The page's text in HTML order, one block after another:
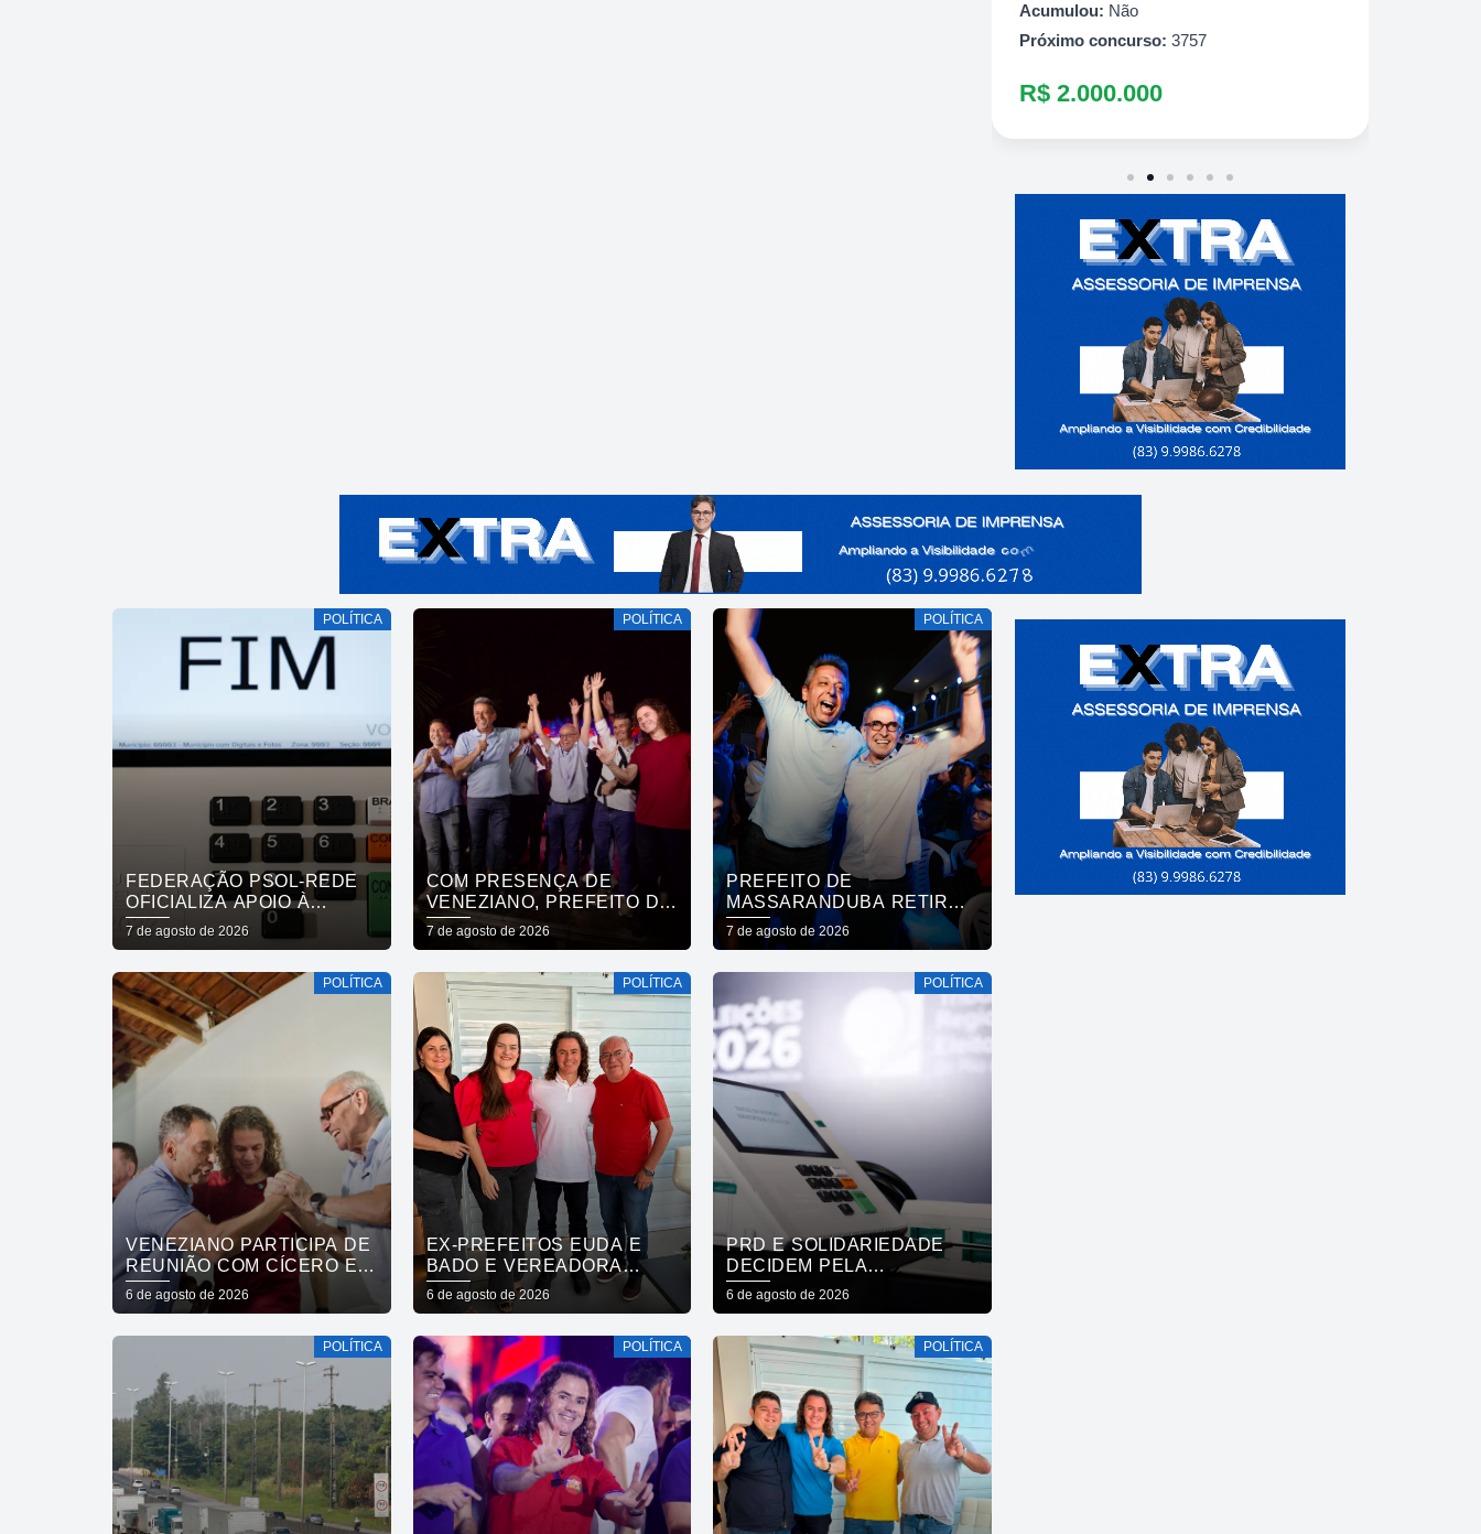
Acumulou: Não
Próximo concurso: 3757
R$ 2.000.000
POLÍTICA
FEDERAÇÃO PSOL-REDE
OFICIALIZA APOIO À
CANDIDATURA DE LULA À
REELEIÇÃO
7 de agosto de 2026
POLÍTICA
COM PRESENÇA DE
VENEZIANO, PREFEITO DE
MASSARANDUBA REÚNE
POPULAÇÃO E ANUNCIA
7 de agosto de 2026
POLÍTICA
PREFEITO DE
MASSARANDUBA RETIRA
APOIO A LUCAS RIBEIRO E
ANUNCIA VOTO EM
7 de agosto de 2026
POLÍTICA
VENEZIANO PARTICIPA DE
REUNIÃO COM CÍCERO E
FÁBIO RAMALHO E
AFIRMA: “NÃO ESTAMOS
MOSTRANDO TRABALHO
6 de agosto de 2026
POLÍTICA
EX-PREFEITOS EUDA E
BADO E VEREADORA
MARINA VENÂNCIO, DE
CUITÉ, REAFIRMAM APOIO
ANDRÉ GADELHA
6 de agosto de 2026
POLÍTICA
PRD E SOLIDARIEDADE
DECIDEM PELA
NEUTRALIDADE NA
ELEIÇÃO PRESIDENCIAL
6 de agosto de 2026
POLÍTICA POLÍTICA POLÍTICA